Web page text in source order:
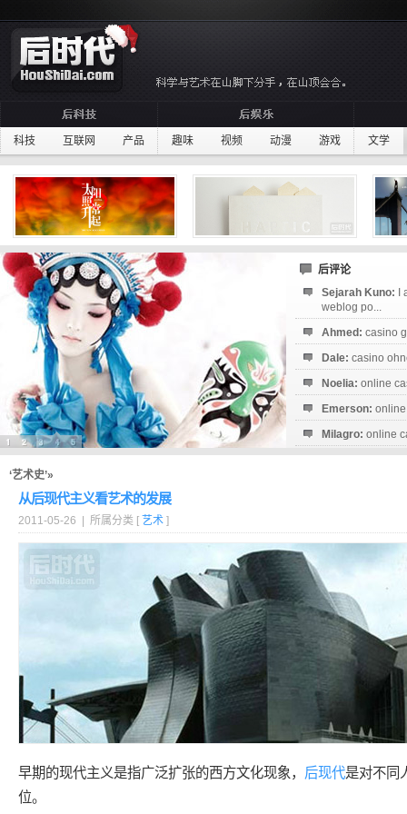
科技 互联网 产品 趣味 视频 动漫 游戏 文学
后评论
Sejarah Kuno:
weblog po...
Ahmed: casino
Dale: casino
Noelia: online
Emerson:
Milagro: online
‘艺术史’»
从后现代主义看艺术的发展
2011-05-26 | 所属分类 [ 艺术 ]
早期的现代主义是指广泛扩张的西方文化现象， 后现代是对不同
位。